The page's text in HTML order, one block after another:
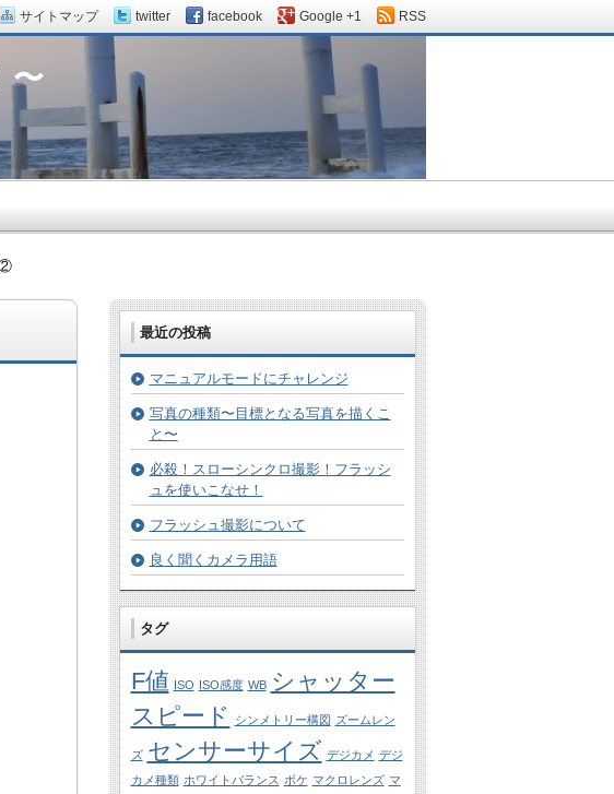
最近の投稿
マニュアルモードにチャレンジ
写真の種類〜目標となる写真を描くこ
と〜
必殺！スローシンクロ撮影！フラッシ
ュを使いこなせ！
フラッシュ撮影について
良く聞くカメラ用語
タグ
F値 ISO ISO感度 WB シャッター
スピード
シンメトリー構図 ズームレン
ズ センサーサイズ デジカメ デジ
カメ種類 ホワイトバランス ボケ マクロレンズ マ
〜
サイトマップ twitter facebook Google +1 RSS